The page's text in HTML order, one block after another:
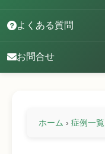
よくある質問
お問合せ
ホーム › 症例一覧